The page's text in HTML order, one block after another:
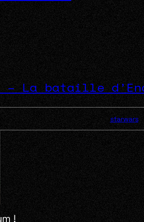
– La bataille
starwars
!